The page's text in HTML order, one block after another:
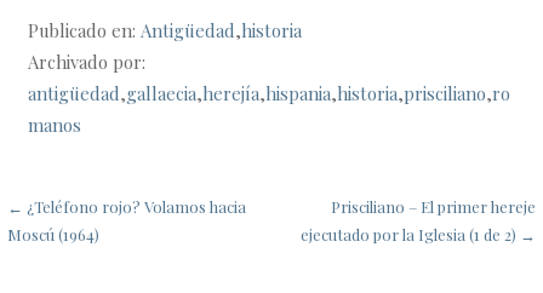
Publicado en:Antigüedad,historia
Archivado por:
antigüedad,gallaecia,herejía,hispania,historia,prisciliano,ro
manos
Navegación
← ¿Teléfono rojo? Volamos hacia
Moscú (1964)
Prisciliano – El primer hereje
ejecutado por la Iglesia (1 de 2) →